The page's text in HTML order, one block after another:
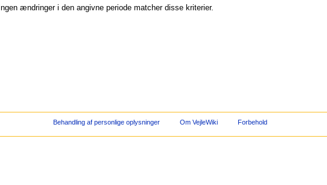
Ingen ændringer i den angivne periode matcher disse kriterier.
Behandling af personlige oplysninger Om VejleWiki Forbehold